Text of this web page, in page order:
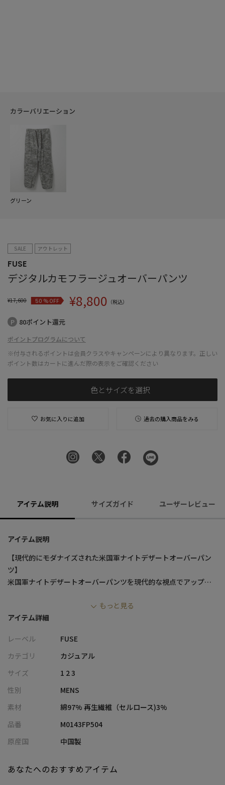
カラーバリエーション
グリーン
SALE アウトレット
FUSE
デジタルカモフラージュオーバーパンツ
¥17,600 50% OFF ¥8,800 （税込）
80ポイント還元
ポイントプログラムについて
※付与されるポイントは会員クラスやキャンペーンにより異なります。正しい
ポイント数はカートに進んだ際の表示をご確認ください
色とサイズを選択
お気に入りに追加 過去の購入商品をみる
アイテム説明 サイズガイド ユーザーレビュー
アイテム説明
【現代的にモダナイズされた米国軍ナイトデザートオーバーパン
ツ】
米国軍ナイトデザートオーバーパンツを現代的な視点でアップデ
FUSE的解釈で、ウエスト部分をイージーパンツ仕様にし、日常で
も履きやすくアレンジしました。
ながら、スタイリングのしやすさを追求した一着です。
オリジナルのミリタリーデザインをベースに、ウエストイージー
パンツ仕様へと改良。
都会的にモダナイズされたデザインは、シティユースからアウト
サイドとバックに加えて、サイドの下にもポケットを装備。
身軽に出かけたい時や、アウトドアシーンなどに最適です。
ゆとりを持たせたリラックスシルエットが特徴。
もっと見る
アイテム詳細
レーベル
FUSE
カテゴリ
カジュアル
サイズ
1 2 3
性別
MENS
素材
綿97% 再生繊維（セルロース)3%
品番
M0143FP504
原産国
中国製
あなたへのおすすめアイテム